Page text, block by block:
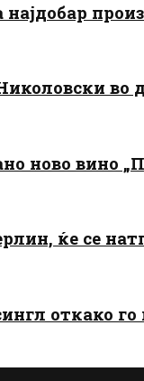
најдобар
во
ново вино
ќе се
откако го